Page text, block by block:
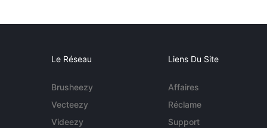
Le Réseau
Brusheezy
Vecteezy
Videezy
Liens Du Site
Affaires
Réclame
Support